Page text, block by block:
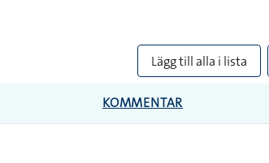
Lägg till alla i lista
KOMMENTAR